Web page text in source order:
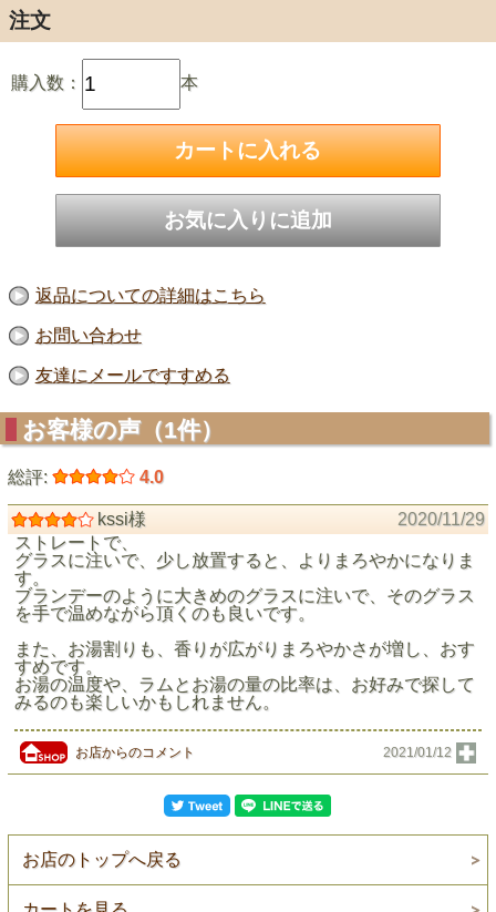
注文
購入数： 本
返品についての詳細はこちら
お問い合わせ
友達にメールですすめる
お客様の声（1件）
総評: 4.0
kssi様
2020/11/29
ストレートで、
グラスに注いで、少し放置すると、よりまろやかになりま
す。
ブランデーのように大きめのグラスに注いで、そのグラス
を手で温めながら頂くのも良いです。
また、お湯割りも、香りが広がりまろやかさが増し、おす
すめです。
お湯の温度や、ラムとお湯の量の比率は、お好みで探して
みるのも楽しいかもしれません。
お店からのコメント 2021/01/12
お店のトップへ戻る